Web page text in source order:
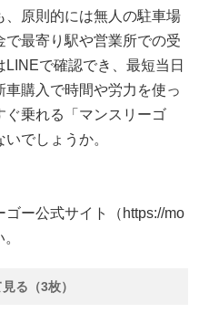
、原則的には無人の駐車場
最寄り駅や営業所での受
で確認でき、最短当日
購入で時間や労力を使っ
ぐ乗れる「マンスリーゴ
でしょうか。
ー公式サイト（https://mo
る（3枚）